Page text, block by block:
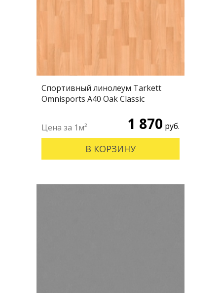
Спортивный линолеум Tarkett
Omnisports А40 Oak Classic
1 870 руб.
В КОРЗИНУ